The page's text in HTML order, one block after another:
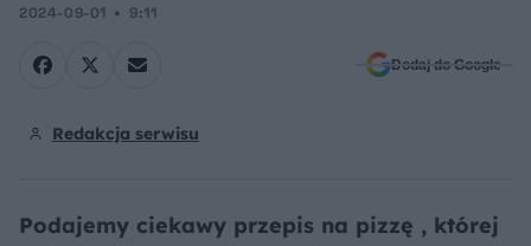
2024-09-01 9:11
Dodaj do Google
Redakcja serwisu
Podajemy ciekawy przepis na pizzę , której